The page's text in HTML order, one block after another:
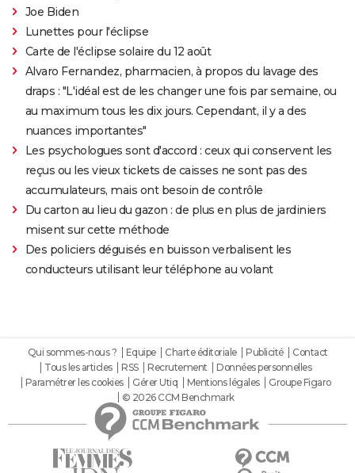
Joe Biden
Lunettes pour l'éclipse
Carte de l'éclipse solaire du 12 août
Alvaro Fernandez, pharmacien, à propos du lavage des
draps : "L'idéal est de les changer une fois par semaine, ou
au maximum tous les dix jours. Cependant, il y a des
nuances importantes"
Les psychologues sont d'accord : ceux qui conservent les
reçus ou les vieux tickets de caisses ne sont pas des
accumulateurs, mais ont besoin de contrôle
Du carton au lieu du gazon : de plus en plus de jardiniers
misent sur cette méthode
Des policiers déguisés en buisson verbalisent les
conducteurs utilisant leur téléphone au volant
Qui sommes-nous ? Equipe Charte éditoriale Publicité
Contact
Tous les articles
RSS Recrutement
Données personnelles
Paramétrer les cookies
Gérer Utiq Mentions légales
Groupe Figaro
© 2026 CCM Benchmark